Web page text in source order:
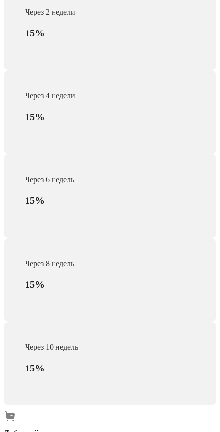
Через 2 недели
15%
Через 4 недели
15%
Через 6 недель
15%
Через 8 недель
15%
Через 10 недель
15%